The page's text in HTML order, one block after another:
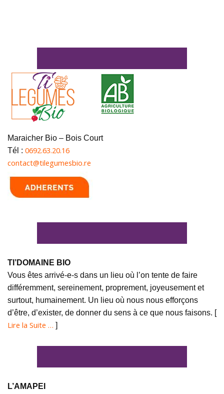
Maraicher Bio – Bois Court
Tél : 0692.63.20.16
contact@tilegumesbio.re
TI’DOMAINE BIO
Vous êtes arrivé-e-s dans un lieu où l’on tente de faire
différemment, sereinement, proprement, joyeusement et
surtout, humainement. Un lieu où nous nous efforçons
d’être, d’exister, de donner du sens à ce que nous faisons. [
Lire la Suite … ]
L’AMAPEI